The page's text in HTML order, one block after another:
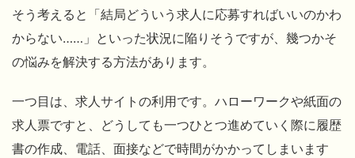
そう考えると「結局どういう求人に応募すればいいのかわ
からない……」といった状況に陥りそうですが、幾つかそ
の悩みを解決する方法があります。
一つ目は、求人サイトの利用です。ハローワークや紙面の
求人票ですと、どうしても一つひとつ進めていく際に履歴
書の作成、電話、面接などで時間がかかってしまいます